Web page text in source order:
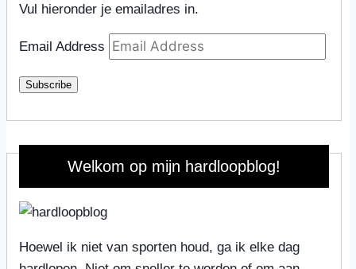
Vul hieronder je emailadres in.
Email Address
Subscribe
Welkom op mijn hardloopblog!
Hoewel ik niet van sporten houd, ga ik elke dag